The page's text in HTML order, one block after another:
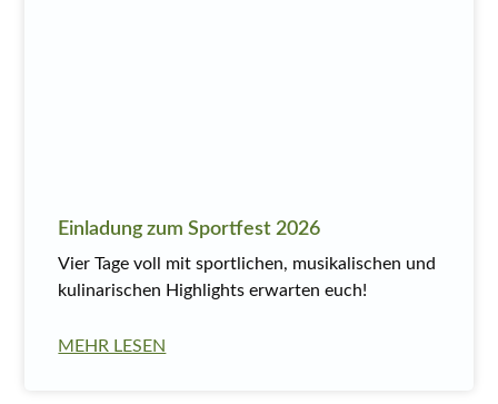
Einladung zum Sportfest 2026
Vier Tage voll mit sportlichen, musikalischen und
kulinarischen Highlights erwarten euch!
MEHR LESEN